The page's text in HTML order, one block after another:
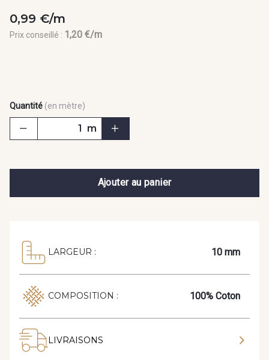
0,99 €/m
Prix conseillé : 1,20 €/m
Quantité (en mètre)
m
Ajouter au panier
LARGEUR : 10 mm
COMPOSITION : 100% Coton
LIVRAISONS